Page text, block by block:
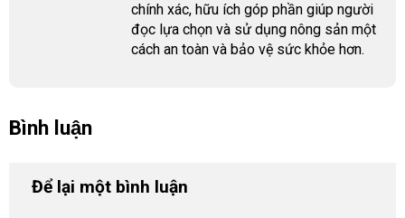
chính xác, hữu ích góp phần giúp người
đọc lựa chọn và sử dụng nông sản một
cách an toàn và bảo vệ sức khỏe hơn.
Bình luận
Để lại một bình luận